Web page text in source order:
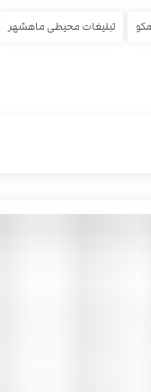
تبلیغات محیطی ماهشهر